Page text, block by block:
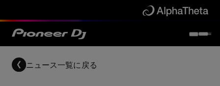
ニュース一覧に戻る